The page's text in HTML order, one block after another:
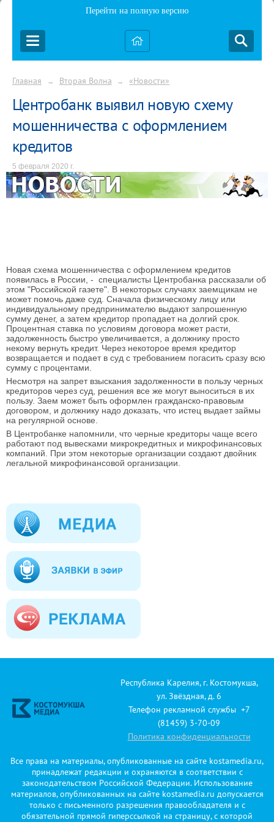
Перейти на полную версию
Главная → Вторая Волна → «Новости»
Центробанк выявил новую схему
мошенничества с оформлением
кредитов
5 февраля 2020 г.
Новая схема мошенничества с оформлением кредитов
появилась в России, - специалисты Центробанка рассказали об
этом "Российской газете". В некоторых случаях заемщикам не
может помочь даже суд. Сначала физическому лицу или
индивидуальному предпринимателю выдают запрошенную
сумму денег, а затем кредитор пропадает на долгий срок.
Процентная ставка по условиям договора может расти,
задолженность быстро увеличивается, а должнику просто
некому вернуть кредит. Через некоторое время кредитор
возвращается и подает в суд с требованием погасить сразу всю
сумму с процентами.
Несмотря на запрет взыскания задолженности в пользу черных
кредиторов через суд, решения все же могут выноситься в их
пользу. Заем может быть оформлен гражданско-правовым
договором, и должнику надо доказать, что истец выдает займы
на регулярной основе.
В Центробанке напомнили, что черные кредиторы чаще всего
работают под вывесками микрокредитных и микрофинансовых
компаний. При этом некоторые организации создают двойник
легальной микрофинансовой организации.
Республика Карелия, г. Костомукша,
ул. Звёздная, д. 6
Телефон рекламной службы +7
(81459) 3-70-09
Политика конфиденциальности
Все права на материалы, опубликованные на сайте kostamedia.ru,
принадлежат редакции и охраняются в соответствии с
законодательством Российской Федерации. Использование
материалов, опубликованных на сайте kostamedia.ru допускается
только с письменного разрешения правообладателя и с
обязательной прямой гиперссылкой на страницу, с которой